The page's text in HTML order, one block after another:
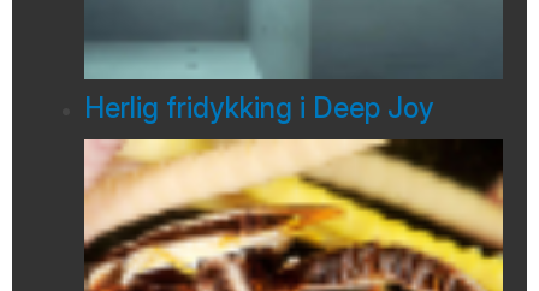
Herlig fridykking i Deep Joy